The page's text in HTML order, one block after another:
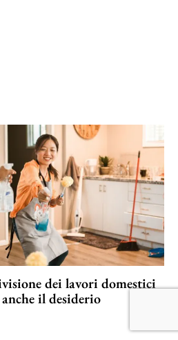
dei lavori domestici
il desiderio